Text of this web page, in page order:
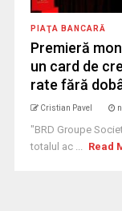
PIAŢA BANCARĂ
Premieră
un card de
rate fără
Cristian Pavel
"BRD Groupe
totalul ac ... Read